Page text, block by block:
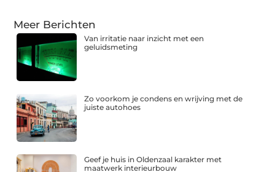
Meer Berichten
Van irritatie naar inzicht met een
geluidsmeting
Zo voorkom je condens en wrijving met de
juiste autohoes
Geef je huis in Oldenzaal karakter met
maatwerk interieurbouw